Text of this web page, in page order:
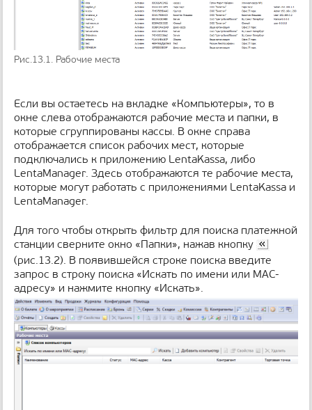
Рис.13.1. Рабочие места
Если вы остаетесь на вкладке «Компьютеры», то в
окне слева отображаются рабочие места и папки, в
которые сгруппированы кассы. В окне справа
отображается список рабочих мест, которые
подключались к приложению LentaKassa, либо
LentaManager. Здесь отображаются те рабочие места,
которые могут работать с приложениями LentaKassa и
LentaManager.
Для того чтобы открыть фильтр для поиска платежной
станции сверните окно «Папки», нажав кнопку
(рис.13.2). В появившейся строке поиска введите
запрос в строку поиска «Искать по имени или МАС-
адресу» и нажмите кнопку «Искать».